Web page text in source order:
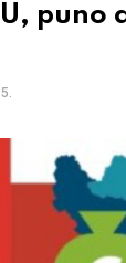
puno